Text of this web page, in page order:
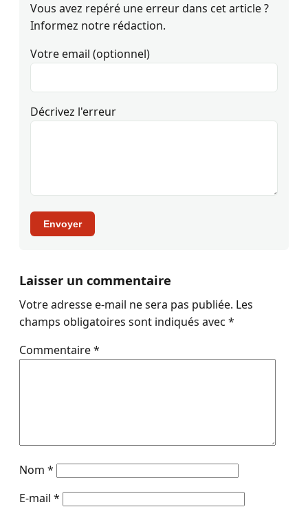
Vous avez repéré une erreur dans cet article ?
Informez notre rédaction.
Votre email (optionnel)
Décrivez l'erreur
Envoyer
Laisser un commentaire
Votre adresse e-mail ne sera pas publiée. Les
champs obligatoires sont indiqués avec *
Commentaire*
Nom *
E-mail *